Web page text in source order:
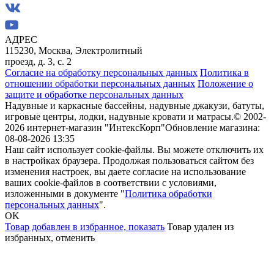
АДРЕС
115230, Москва, Электролитный
проезд, д. 3, с. 2
Согласие на обработку персональных данных Политика в
отношении обработки персональных данных Положение о
защите и обработке персональных данных
Надувные и каркасные бассейны, надувные джакузи, батуты,
игровые центры, лодки, надувные кровати и матрасы.© 2002-
2026 интернет-магазин "ИнтексКорп"Обновление магазина:
08-08-2026 13:35
Наш сайт использует cookie-файлы. Вы можете отключить их
в настройках браузера. Продолжая пользоваться сайтом без
изменения настроек, вы даете согласие на использование
ваших cookie-файлов в соответствии с условиями,
изложенными в документе "Политика обработки
персональных данных".
OK
Товар добавлен в избранное, показать Товар удален из
избранных, отменить